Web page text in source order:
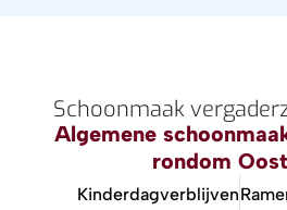
Schoonmaak
Algemene
rondom
Kinderdagverblijven